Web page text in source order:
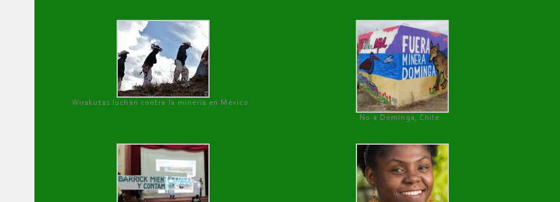
Wirakutas luchan contra la minería en México
No a Dominga, Chile